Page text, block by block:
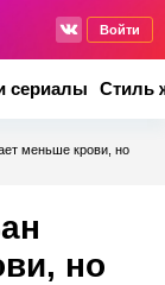
Войти
сериалы Стиль
меньше крови, но
но